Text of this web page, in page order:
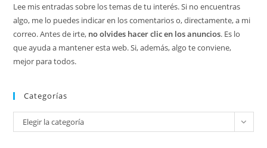
Lee mis entradas sobre los temas de tu interés. Si no encuentras
algo, me lo puedes indicar en los comentarios o, directamente, a mi
correo. Antes de irte, no olvides hacer clic en los anuncios. Es lo
que ayuda a mantener esta web. Si, además, algo te conviene,
mejor para todos.
Categorías
Categorías
Elegir la categoría